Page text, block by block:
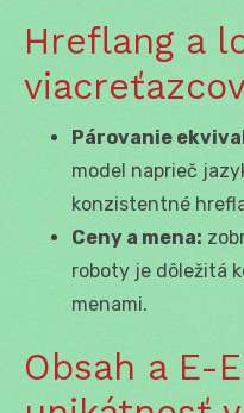
Hreflang a
Párovanie
model naprieč
konzistentné
Ceny a mena:
roboty je dôležitá
menami.
Obsah a E-